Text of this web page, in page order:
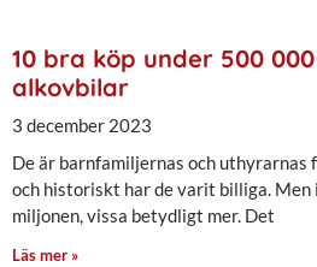
10 bra köp under 500
alkovbilar
3 december 2023
De är barnfamiljernas och uthyrarnas
och historiskt har de varit billiga. Men
miljonen, vissa betydligt mer. Det
Läs mer »